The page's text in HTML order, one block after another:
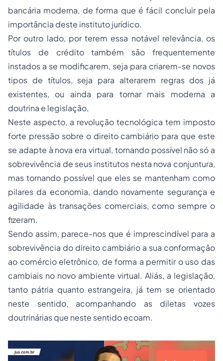
bancária moderna, de forma que é fácil concluir pela
importância deste instituto jurídico.
Por outro lado, por terem essa notável relevância, os
títulos de crédito também são frequentemente
instados a se modificarem, seja para criarem-se novos
tipos de títulos, seja para alterarem regras dos já
existentes, ou ainda para tornar mais moderna a
doutrina e legislação,
Neste aspecto, a revolução tecnológica tem imposto
forte pressão sobre o direito cambiário para que este
se adapte à nova era virtual, tornando possível não só a
sobrevivência de seus institutos nesta nova conjuntura,
mas tornando possível que eles se mantenham como
pilares da economia, dando novamente segurança e
agilidade às transações comerciais, como sempre o
fizeram.
Sendo assim, parece-nos que é imprescindível para a
sobrevivência do direito cambiário a sua conformação
ao comércio eletrônico, de forma a permitir o uso das
cambiais no novo ambiente virtual. Aliás, a legislação,
tanto pátria quanto estrangeira, já tem se orientado
neste sentido, acompanhando as diletas vozes
doutrinárias que neste sentido ecoam.